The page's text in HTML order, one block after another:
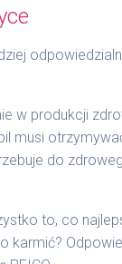
w produkcji
musi
do
to, co
karmić?